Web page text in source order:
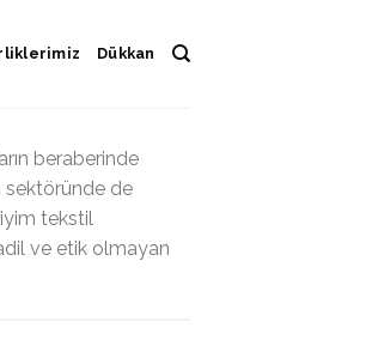
Dükkan
beraberinde
sektöründe de
tekstil
ve etik olmayan